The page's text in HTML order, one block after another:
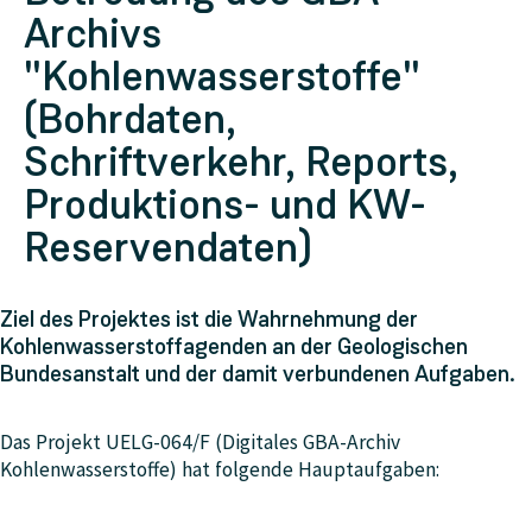
Archivs
"Kohlenwasserstoffe"
(Bohrdaten,
Schriftverkehr, Reports,
Produktions- und KW-
Reservendaten)
Ziel des Projektes ist die Wahrnehmung der
Kohlenwasserstoffagenden an der Geologischen
Bundesanstalt und der damit verbundenen Aufgaben.
Das Projekt UELG-064/F (Digitales GBA-Archiv
Kohlenwasserstoffe) hat folgende Hauptaufgaben: